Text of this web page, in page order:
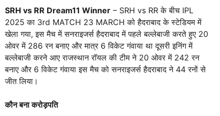
SRH vs RR Dream11 Winner – SRH vs RR के बीच IPL
2025 का 3rd MATCH 23 MARCH को हैदराबाद के स्टेडियम में
खेला गया, इस मैच में सनराइजर्स हैदराबाद में पहले बल्लेबाजी करते हुए 20
ओवर में 286 रन बनाए और मात्र 6 विकेट गंवाया था दूसरी इनिंग में
बल्लेबाजी करने आए राजस्थान रॉयल की टीम ने 20 ओवर में 242 रन
बनाए और 6 विकेट गंवाया इस मैच को सनराइजर्स हैदराबाद ने 44 रनों से
जीत लिया।
कौन बना करोड़पति